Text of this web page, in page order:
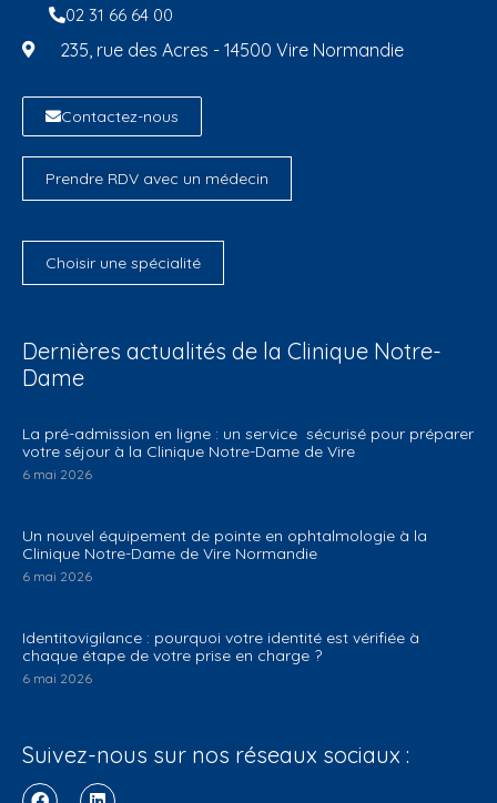
02 31 66 64 00
235, rue des Acres - 14500 Vire Normandie
Contactez-nous
Prendre RDV avec un médecin
Choisir une spécialité
Dernières actualités de la Clinique Notre-
Dame
La pré-admission en ligne : un service sécurisé pour préparer
votre séjour à la Clinique Notre-Dame de Vire
6 mai 2026
Un nouvel équipement de pointe en ophtalmologie à la
Clinique Notre-Dame de Vire Normandie
6 mai 2026
Identitovigilance : pourquoi votre identité est vérifiée à
chaque étape de votre prise en charge ?
6 mai 2026
Suivez-nous sur nos réseaux sociaux :